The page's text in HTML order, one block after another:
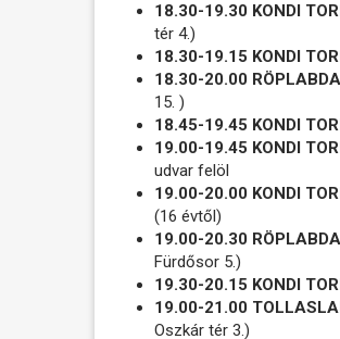
18.30-19.30 KONDI
tér 4.)
18.30-19.15 KONDI
18.30-20.00 RÖPLABDA
15. )
18.45-19.45 KONDI
19.00-19.45 KONDI
udvar felöl
19.00-20.00 KONDI
(16 évtől)
19.00-20.30 RÖPLABDA
Fürdősor 5.)
19.30-20.15 KONDI
19.00-21.00
Oszkár tér 3.)